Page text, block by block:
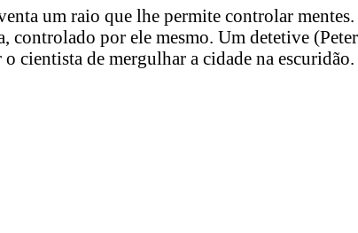
um raio que lhe permite controlar
controlado por ele mesmo. Um detetive
cientista de mergulhar a cidade na escuridão.